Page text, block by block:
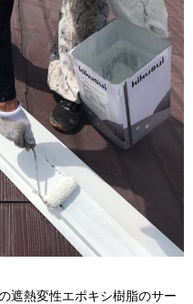
遮熱変性エポキシ樹脂のサー